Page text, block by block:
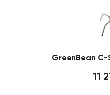
GreenBean C-
11